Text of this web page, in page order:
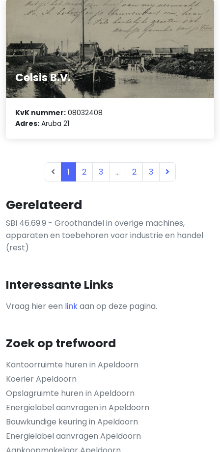
Gerelateerd
SBI 46.69.9 - Groothandel in overige machines,
apparaten en toebehoren voor industrie en handel
(rest)
Interessante Links
Vraag hier een linkaan op deze pagina.
Zoek op trefwoord
Kantoorruimte huren in Apeldoorn
Koerier Apeldoorn
Opslagruimte huren in Apeldoorn
Energielabel aanvragen in Apeldoorn
Bouwkundige keuring in Apeldoorn
Energielabel aanvragen Apeldoorn
Celsis B.V.
KvK nummer: 08032408
Adres: Aruba 21
1 2 3 ... 2 3